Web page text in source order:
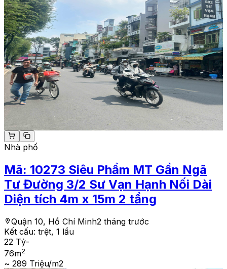
Nhà phố
Mã: 10273 Siêu Phẩm MT Gần Ngã
Tư Đường 3/2 Sư Vạn Hạnh Nối Dài
Diện tích 4m x 15m 2 tầng
Quận 10, Hồ Chí Minh2 tháng trước
Kết cấu: trệt, 1 lầu
22 Tỷ-
76m2
~ 289 Triệu/m2